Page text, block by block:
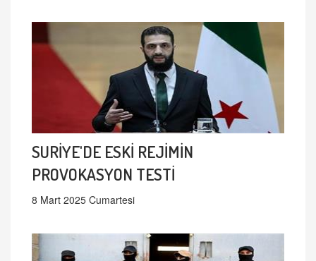
SURİYE'DE ESKİ REJİMİN
PROVOKASYON TESTİ
8 Mart 2025 Cumartesi